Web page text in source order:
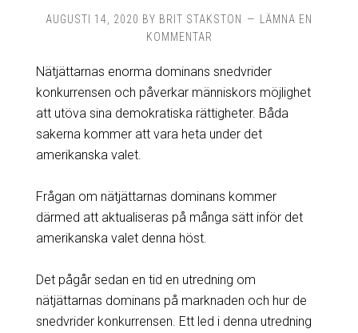
AUGUSTI 14, 2020 BY BRIT STAKSTON
LÄMNA EN
KOMMENTAR
Nätjättarnas enorma dominans snedvrider
konkurrensen och påverkar människors möjlighet
att utöva sina demokratiska rättigheter. Båda
sakerna kommer att vara heta under det
amerikanska valet.
Frågan om nätjättarnas dominans kommer
därmed att aktualiseras på många sätt inför det
amerikanska valet denna höst.
Det pågår sedan en tid en utredning om
nätjättarnas dominans på marknaden och hur de
snedvrider konkurrensen. Ett led i denna utredning